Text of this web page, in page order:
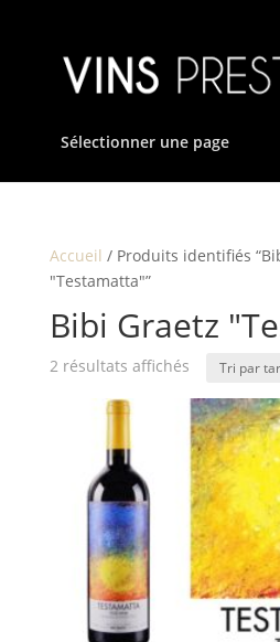
Sélectionner une page
Accueil / Produits identifiés
"Testamatta"”
Bibi Graetz
2 résultats affichésTrié
prix
décroissant